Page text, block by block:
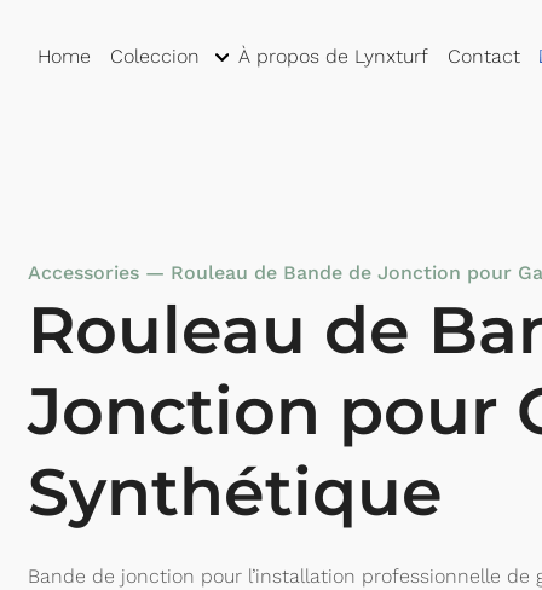
Home Coleccion À propos de Lynxturf Contact
Accessories — Rouleau de Bande de Jonction pour
Rouleau de
Jonction pour
Synthétique
Bande de jonction pour l’installation professionnelle de